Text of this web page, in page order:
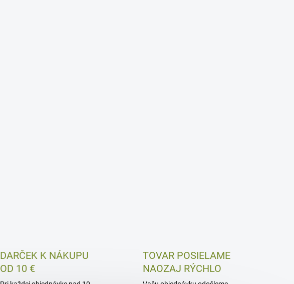
DARČEK K NÁKUPU
OD 10 €
TOVAR POSIELAME
NAOZAJ RÝCHLO